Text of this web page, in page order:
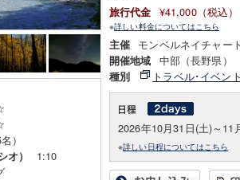
）
） 1:10
旅行代金 ¥41,000（税込）
※詳しい料金についてはこちら
主催 モンベルネイチャー
開催地域 中部（長野県）
種別 トラベル･イベン
2026年10月31日(土)～11
※詳しい日程についてはこちら